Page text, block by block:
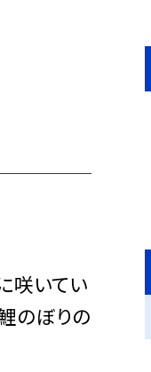
咲いてい
のぼりの